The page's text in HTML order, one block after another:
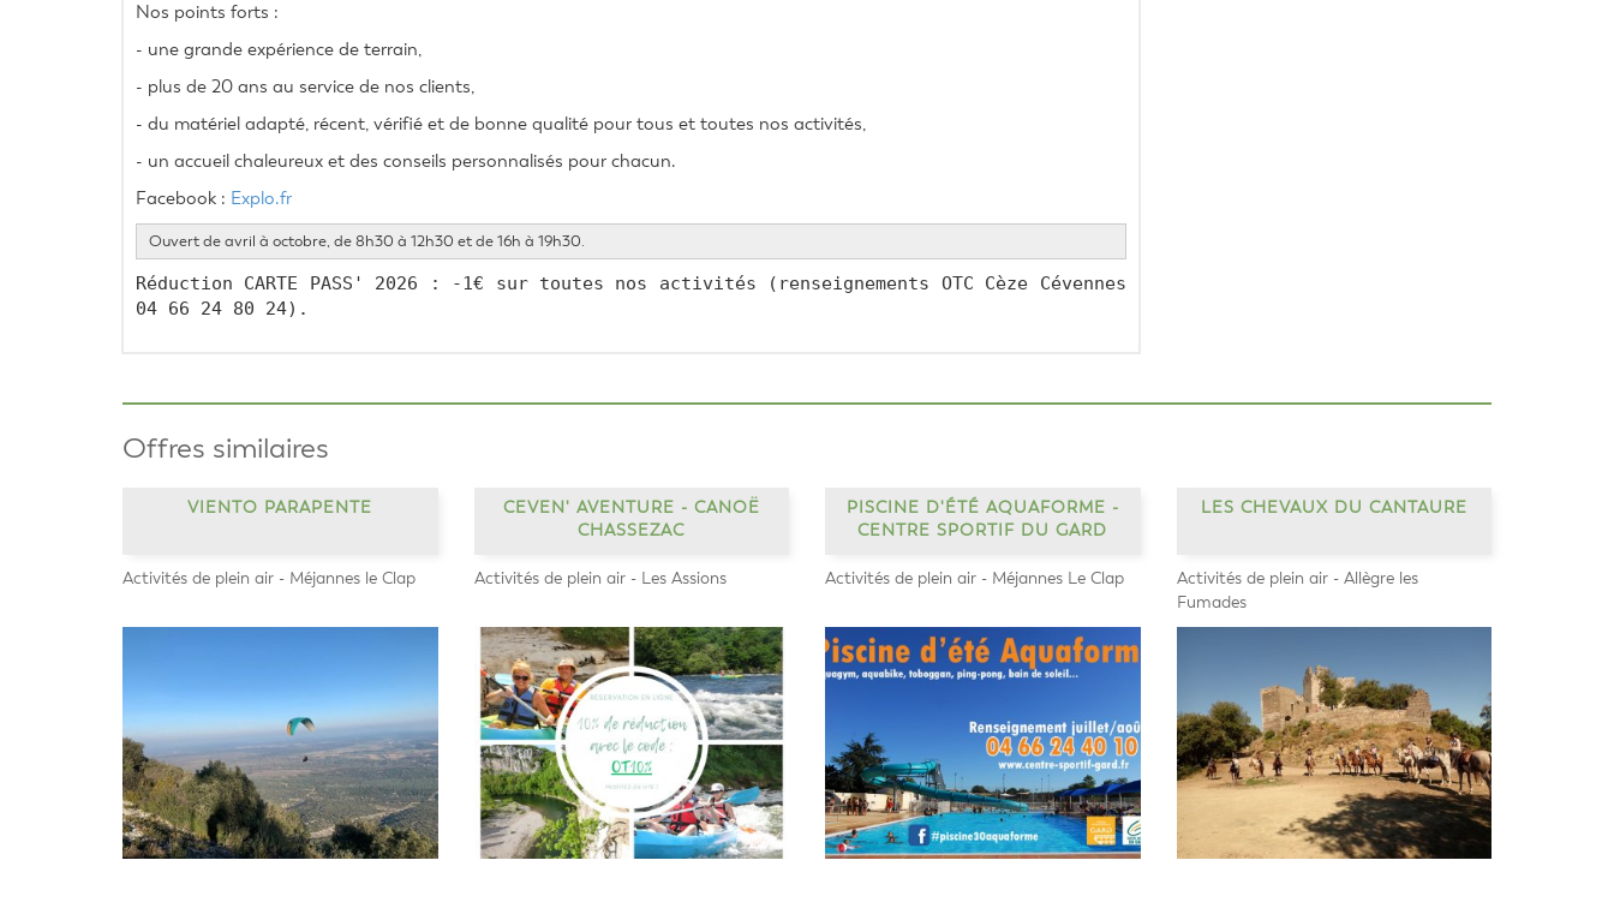
Nos points forts :
- une grande expérience de terrain,
- plus de 20 ans au service de nos clients,
- du matériel adapté, récent, vérifié et de bonne qualité pour tous et toutes nos activités,
- un accueil chaleureux et des conseils personnalisés pour chacun.
Facebook : Explo.fr
Ouvert de avril à octobre, de 8h30 à 12h30 et de 16h à 19h30.
Réduction CARTE PASS' 2026 : -1€ sur toutes nos activités (renseignements OTC Cèze Cévennes
04 66 24 80 24).
Offres similaires
VIENTO PARAPENTE
Activités de plein air - Méjannes le Clap
CEVEN' AVENTURE - CANOË
CHASSEZAC
Activités de plein air - Les Assions
PISCINE D'ÉTÉ AQUAFORME -
CENTRE SPORTIF DU GARD
Activités de plein air - Méjannes Le Clap
LES CHEVAUX DU CANTAURE
Activités de plein air - Allègre les
Fumades